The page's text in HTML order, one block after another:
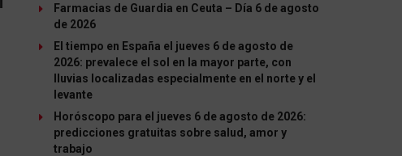
Farmacias de Guardia en Ceuta – Día 6 de agosto
de 2026
El tiempo en España el jueves 6 de agosto de
2026: prevalece el sol en la mayor parte, con
lluvias localizadas especialmente en el norte y el
levante
Horóscopo para el jueves 6 de agosto de 2026:
predicciones gratuitas sobre salud, amor y
trabajo